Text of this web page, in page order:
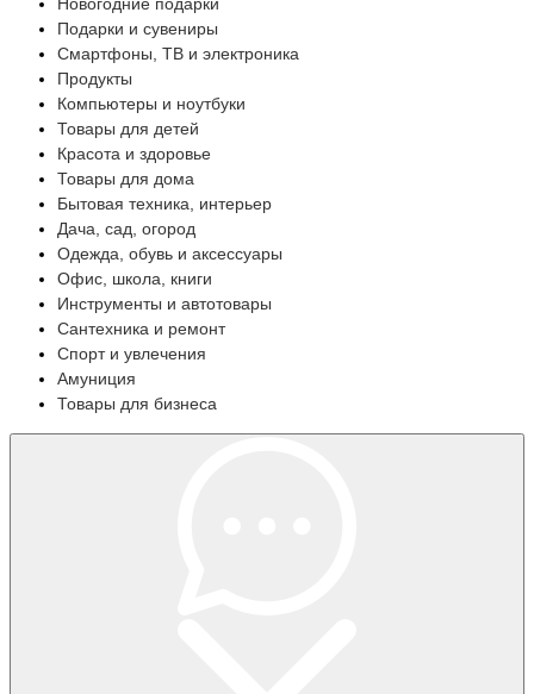
Подарки и сувениры
Смартфоны, ТВ и электроника
Продукты
Компьютеры и ноутбуки
Товары для детей
Красота и здоровье
Товары для дома
Бытовая техника, интерьер
Дача, сад, огород
Одежда, обувь и аксессуары
Офис, школа, книги
Инструменты и автотовары
Сантехника и ремонт
Спорт и увлечения
Амуниция
Товары для бизнеса